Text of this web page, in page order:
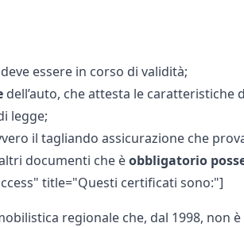
essere in corso di validità;
dell’auto, che attesta le caratteristiche
legge;
il tagliando assicurazione che
documenti che èobbligatorio
title="Questi certificati sono:"]
regionale che, dal 1998, non